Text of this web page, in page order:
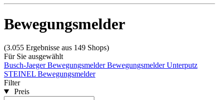
Bewegungsmelder
(3.055 Ergebnisse aus 149 Shops)
Für Sie ausgewählt
Busch-Jaeger BewegungsmelderBewegungsmelder Unterputz
STEINEL Bewegungsmelder
Filter
Preis